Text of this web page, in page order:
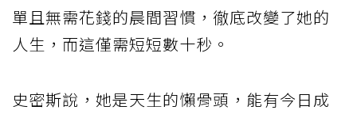
單且無需花錢的晨間習慣，徹底改變了她的
人生，而這僅需短短數十秒。
史密斯說，她是天生的懶骨頭，能有今日成